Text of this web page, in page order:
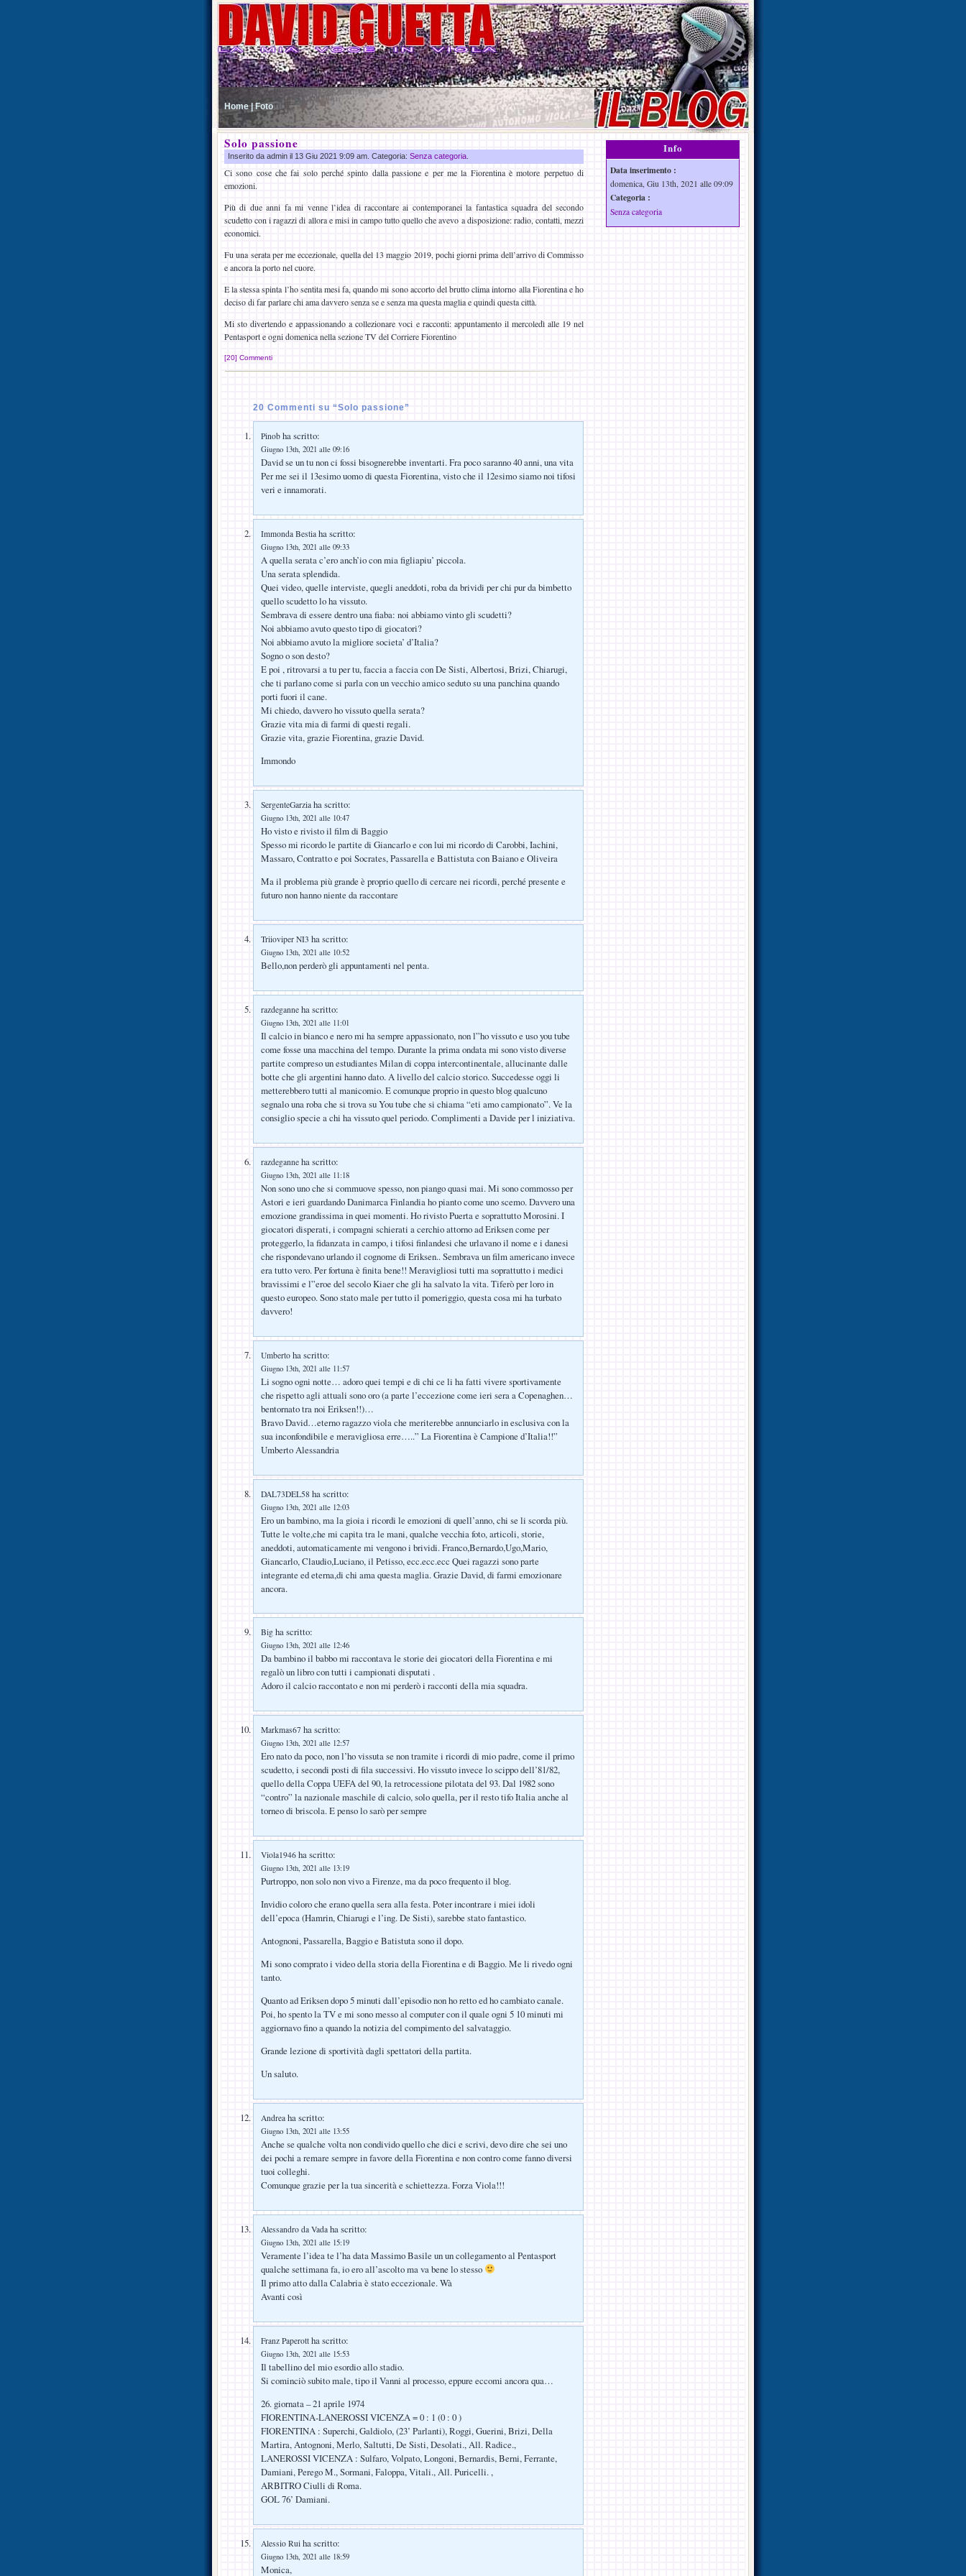
Home | Foto
Solo passione
Inserito da admin il 13 Giu 2021 9:09 am. Categoria: Senza categoria
Ci sono cose che fai solo perché spinto dalla passione e per me la Fiorentina è motore perpetuo di
emozioni.
Più di due anni fa mi venne l’idea di raccontare ai contemporanei la fantastica squadra del secondo
scudetto con i ragazzi di allora e misi in campo tutto quello che avevo a disposizione: radio, contatti, mezzi
economici.
Fu una serata per me eccezionale, quella del 13 maggio 2019, pochi giorni prima dell’arrivo di Commisso
e ancora la porto nel cuore.
E la stessa spinta l’ho sentita mesi fa, quando mi sono accorto del brutto clima intorno alla Fiorentina e ho
deciso di far parlare chi ama davvero senza se e senza ma questa maglia e quindi questa città.
Mi sto divertendo e appassionando a collezionare voci e racconti: appuntamento il mercoledì alle 19 nel
Pentasport e ogni domenica nella sezione TV del Corriere Fiorentino
[20] Commenti
20 Commenti su “Solo passione”
Pinob ha scritto:
Giugno 13th, 2021 alle 09:16
David se un tu non ci fossi bisognerebbe inventarti. Fra poco saranno 40 anni, una vita
Per me sei il 13esimo uomo di questa Fiorentina, visto che il 12esimo siamo noi tifosi
veri e innamorati.
Immonda Bestia ha scritto:
Giugno 13th, 2021 alle 09:33
A quella serata c’ero anch’io con mia figliapiu’ piccola.
Una serata splendida.
Quei video, quelle interviste, quegli aneddoti, roba da brividi per chi pur da bimbetto
quello scudetto lo ha vissuto.
Sembrava di essere dentro una fiaba: noi abbiamo vinto gli scudetti?
Noi abbiamo avuto questo tipo di giocatori?
Noi abbiamo avuto la migliore societa’ d’Italia?
Sogno o son desto?
E poi , ritrovarsi a tu per tu, faccia a faccia con De Sisti, Albertosi, Brizi, Chiarugi,
che ti parlano come si parla con un vecchio amico seduto su una panchina quando
porti fuori il cane.
Mi chiedo, davvero ho vissuto quella serata?
Grazie vita mia di farmi di questi regali.
Grazie vita, grazie Fiorentina, grazie David.
Immondo
SergenteGarzia ha scritto:
Giugno 13th, 2021 alle 10:47
Ho visto e rivisto il film di Baggio
Spesso mi ricordo le partite di Giancarlo e con lui mi ricordo di Carobbi, Iachini,
Massaro, Contratto e poi Socrates, Passarella e Battistuta con Baiano e Oliveira
Ma il problema più grande è proprio quello di cercare nei ricordi, perché presente e
futuro non hanno niente da raccontare
Triioviper NI3 ha scritto:
Giugno 13th, 2021 alle 10:52
Bello,non perderò gli appuntamenti nel penta.
razdeganne ha scritto:
Giugno 13th, 2021 alle 11:01
Il calcio in bianco e nero mi ha sempre appassionato, non l”ho vissuto e uso you tube
come fosse una macchina del tempo. Durante la prima ondata mi sono visto diverse
partite compreso un estudiantes Milan di coppa intercontinentale, allucinante dalle
botte che gli argentini hanno dato. A livello del calcio storico. Succedesse oggi li
metterebbero tutti al manicomio. E comunque proprio in questo blog qualcuno
segnalo una roba che si trova su You tube che si chiama “eti amo campionato”. Ve la
consiglio specie a chi ha vissuto quel periodo. Complimenti a Davide per l iniziativa.
razdeganne ha scritto:
Giugno 13th, 2021 alle 11:18
Non sono uno che si commuove spesso, non piango quasi mai. Mi sono commosso per
Astori e ieri guardando Danimarca Finlandia ho pianto come uno scemo. Davvero una
emozione grandissima in quei momenti. Ho rivisto Puerta e soprattutto Morosini. I
giocatori disperati, i compagni schierati a cerchio attorno ad Eriksen come per
proteggerlo, la fidanzata in campo, i tifosi finlandesi che urlavano il nome e i danesi
che rispondevano urlando il cognome di Eriksen.. Sembrava un film americano invece
era tutto vero. Per fortuna è finita bene!! Meravigliosi tutti ma soprattutto i medici
bravissimi e l”eroe del secolo Kiaer che gli ha salvato la vita. Tiferò per loro in
questo europeo. Sono stato male per tutto il pomeriggio, questa cosa mi ha turbato
davvero!
Umberto ha scritto:
Giugno 13th, 2021 alle 11:57
Li sogno ogni notte… adoro quei tempi e di chi ce li ha fatti vivere sportivamente
che rispetto agli attuali sono oro (a parte l’eccezione come ieri sera a Copenaghen…
bentornato tra noi Eriksen!!)…
Bravo David…eterno ragazzo viola che meriterebbe annunciarlo in esclusiva con la
sua inconfondibile e meravigliosa erre…..” La Fiorentina è Campione d’Italia!!”
Umberto Alessandria
DAL73DEL58 ha scritto:
Giugno 13th, 2021 alle 12:03
Ero un bambino, ma la gioia i ricordi le emozioni di quell’anno, chi se li scorda più.
Tutte le volte,che mi capita tra le mani, qualche vecchia foto, articoli, storie,
aneddoti, automaticamente mi vengono i brividi. Franco,Bernardo,Ugo,Mario,
Giancarlo, Claudio,Luciano, il Petisso, ecc.ecc.ecc Quei ragazzi sono parte
integrante ed eterna,di chi ama questa maglia. Grazie David, di farmi emozionare
ancora.
Big ha scritto:
Giugno 13th, 2021 alle 12:46
Da bambino il babbo mi raccontava le storie dei giocatori della Fiorentina e mi
regalò un libro con tutti i campionati disputati .
Adoro il calcio raccontato e non mi perderò i racconti della mia squadra.
Markmas67 ha scritto:
Giugno 13th, 2021 alle 12:57
Ero nato da poco, non l’ho vissuta se non tramite i ricordi di mio padre, come il primo
scudetto, i secondi posti di fila successivi. Ho vissuto invece lo scippo dell’81/82,
quello della Coppa UEFA del 90, la retrocessione pilotata del 93. Dal 1982 sono
“contro” la nazionale maschile di calcio, solo quella, per il resto tifo Italia anche al
torneo di briscola. E penso lo sarò per sempre
Viola1946 ha scritto:
Giugno 13th, 2021 alle 13:19
Purtroppo, non solo non vivo a Firenze, ma da poco frequento il blog.
Invidio coloro che erano quella sera alla festa. Poter incontrare i miei idoli
dell’epoca (Hamrin, Chiarugi e l’ing. De Sisti), sarebbe stato fantastico.
Antognoni, Passarella, Baggio e Batistuta sono il dopo.
Mi sono comprato i video della storia della Fiorentina e di Baggio. Me li rivedo ogni
tanto.
Quanto ad Eriksen dopo 5 minuti dall’episodio non ho retto ed ho cambiato canale.
Poi, ho spento la TV e mi sono messo al computer con il quale ogni 5 10 minuti mi
aggiornavo fino a quando la notizia del compimento del salvataggio.
Grande lezione di sportività dagli spettatori della partita.
Un saluto.
Andrea ha scritto:
Giugno 13th, 2021 alle 13:55
Anche se qualche volta non condivido quello che dici e scrivi, devo dire che sei uno
dei pochi a remare sempre in favore della Fiorentina e non contro come fanno diversi
tuoi colleghi.
Comunque grazie per la tua sincerità e schiettezza. Forza Viola!!!
Alessandro da Vada ha scritto:
Giugno 13th, 2021 alle 15:19
Veramente l’idea te l’ha data Massimo Basile un un collegamento al Pentasport
qualche settimana fa, io ero all’ascolto ma va bene lo stesso
Il primo atto dalla Calabria è stato eccezionale. Wà
Avanti così
Franz Paperott ha scritto:
Giugno 13th, 2021 alle 15:53
Il tabellino del mio esordio allo stadio.
Si cominciò subito male, tipo il Vanni al processo, eppure eccomi ancora qua…
26. giornata – 21 aprile 1974
FIORENTINA-LANEROSSI VICENZA = 0 : 1 (0 : 0 )
FIORENTINA : Superchi, Galdiolo, (23’ Parlanti), Roggi, Guerini, Brizi, Della
Martira, Antognoni, Merlo, Saltutti, De Sisti, Desolati., All. Radice.,
LANEROSSI VICENZA : Sulfaro, Volpato, Longoni, Bernardis, Berni, Ferrante,
Damiani, Perego M., Sormani, Faloppa, Vitali., All. Puricelli. ,
ARBITRO Ciulli di Roma.
GOL 76’ Damiani.
Alessio Rui ha scritto:
Giugno 13th, 2021 alle 18:59
Monica,
Info
Data inserimento :
domenica, Giu 13th, 2021 alle 09:09
Categoria :
Senza categoria